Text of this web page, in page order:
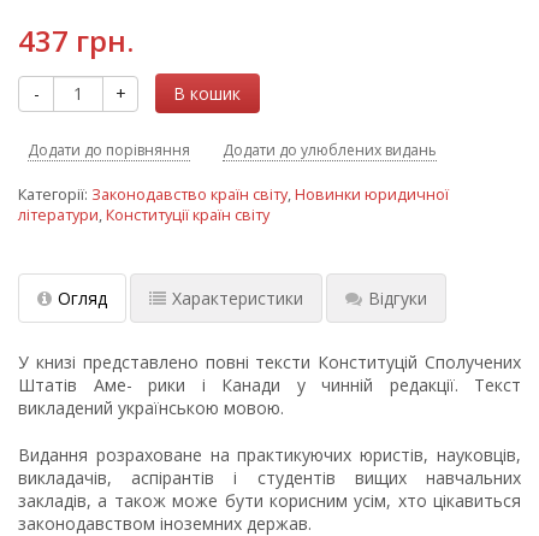
437 грн.
- + В кошик
Додати до порівняння Додати до улюблених видань
Категорії: Законодавство країн світу,Новинки юридичної
літератури,Конституції країн світу
Огляд Характеристики Відгуки
У книзі представлено повні тексти Конституцій Сполучених
Штатів Аме- рики і Канади у чинній редакції. Текст
викладений українською мовою.
Видання розраховане на практикуючих юристів, науковців,
викладачів, аспірантів і студентів вищих навчальних
закладів, а також може бути корисним усім, хто цікавиться
законодавством іноземних держав.